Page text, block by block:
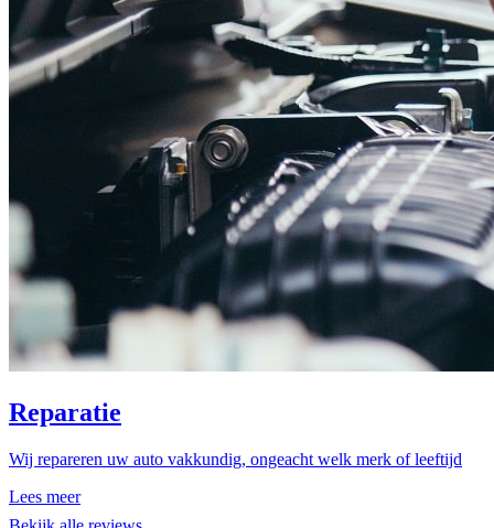
Reparatie
Wij repareren uw auto vakkundig, ongeacht welk merk of leeftijd
Lees meer